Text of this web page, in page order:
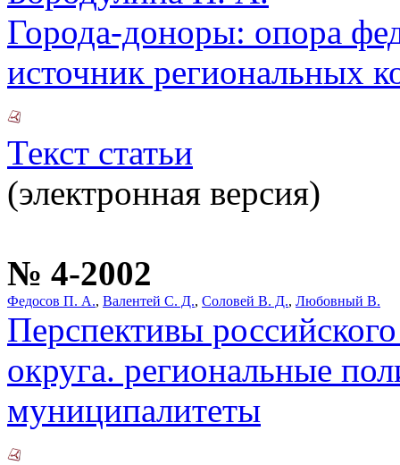
Города-доноры: опора
источник региональных
Текст статьи
(электронная версия)
№ 4-2002
Федосов П. А., Валентей С. Д., Соловей В. Д., Любовный В.
Перспективы
округа. региональные
муниципалитеты